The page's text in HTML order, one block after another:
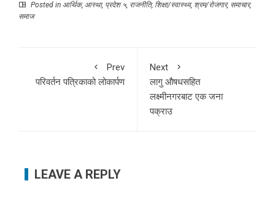
Posted in आर्थिक, आस्था, प्रदेश ५, राजनीति, शिक्षा/स्वास्थ्य, श्रम/रोजगार, समाचार,
समाज
Prev
परिवर्तन पत्रिकाको लोकार्पण
Next
लागु औषधसहित
लक्ष्मीनगरबाट एक जना
पक्राउ
LEAVE A REPLY